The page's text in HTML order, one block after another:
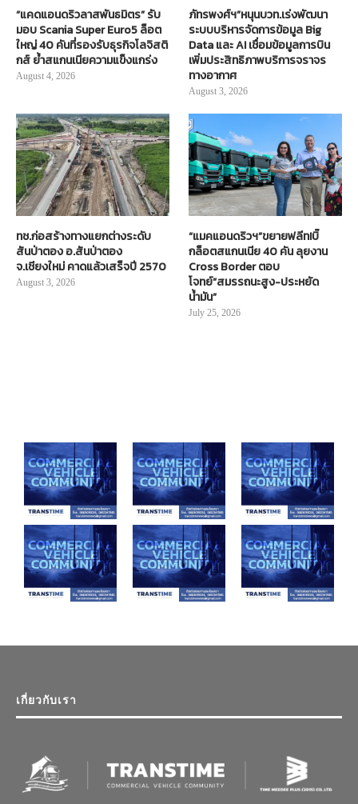
“แคดแอนดริวลาสพันธมิตร” รับ
มอบ Scania Super Euro5 ล็อต
ใหญ่ 40 คันที่รองรับธุรกิจโลจิสติ
กส์ ย้ำสแกนเนียความแข็งแกร่ง
August 4, 2026
ภัทรพงศ์ฯ”หนุนบวท.เร่งพัฒนา
ระบบบริหารจัดการข้อมูล Big
Data และ AI เชื่อมข้อมูลการบิน
เพิ่มประสิทธิภาพบริการจราจร
ทางอากาศ
August 3, 2026
ทช.ก่อสร้างทางแยกต่างระดับ
สันป่าตอง อ.สันป่าตอง
จ.เชียงใหม่ คาดแล้วเสร็จปี 2570
August 3, 2026
“แมคแอนดริวฯ”ขยายฟลีท!บิ๊
กล็อตสแกนเนีย 40 คัน ลุยงาน
Cross Border ตอบ
โจทย์“สมรรถนะสูง-ประหยัด
น้ำมัน”
July 25, 2026
เกี่ยวกับเรา